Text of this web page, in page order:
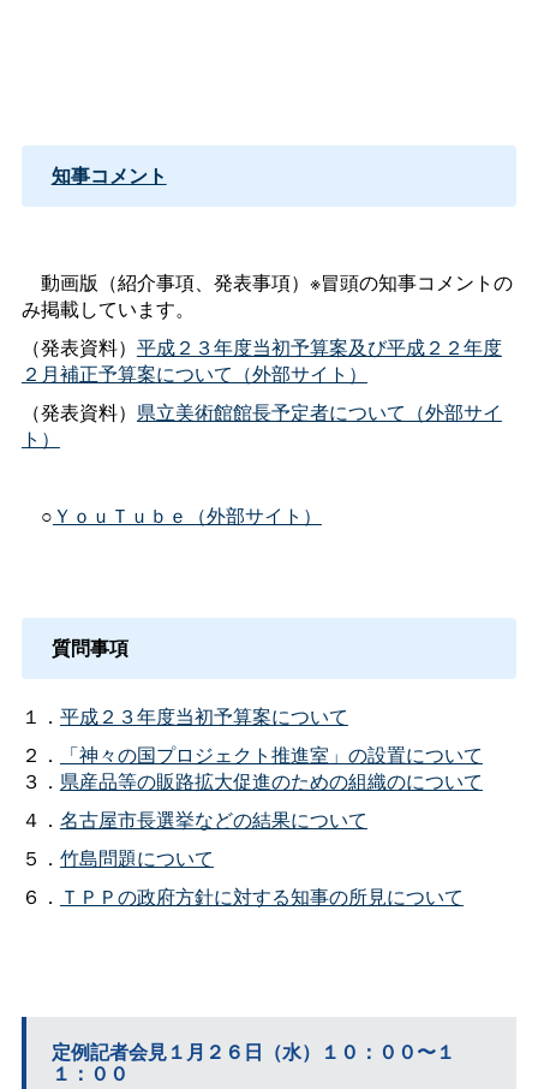
知事コメント
動画版（紹介事項、発表事項）※冒頭の知事コメントの
み掲載しています。
（発表資料） 平成２３年度当初予算案及び平成２２年度
２月補正予算案について（外部サイト）
（発表資料） 県立美術館館長予定者について（外部サイ
ト）
○ＹｏｕＴｕｂｅ（外部サイト）
質問事項
１． 平成２３年度当初予算案について
２．
「神々の国プロジェクト推進室」の設置について
３． 県産品等の販路拡大促進のための組織のについて
４． 名古屋市長選挙などの結果について
５． 竹島問題について
６． ＴＰＰの政府方針に対する知事の所見について
定例記者会見１月２６日（水）１０：００〜１
１：００